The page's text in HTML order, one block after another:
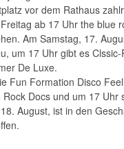
vor dem Rathaus
ab 17 Uhr the blue
Am Samstag, 17.
um 17 Uhr gibt es
De Luxe.
Fun Formation Disco
Docs und um 17 Uhr
August, ist in den